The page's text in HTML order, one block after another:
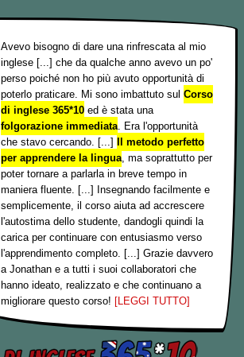
Avevo bisogno di dare una rinfrescata al mio
inglese [...] che da qualche anno avevo un po'
perso poiché non ho più avuto opportunità di
poterlo praticare. Mi sono imbattuto sul Corso
di inglese 365*10 ed è stata una
folgorazione immediata . Era l'opportunità
che stavo cercando. [...]
Il metodo perfetto
per apprendere la lingua , ma soprattutto per
poter tornare a parlarla in breve tempo in
maniera fluente. [...] Insegnando facilmente e
semplicemente, il corso aiuta ad accrescere
l'autostima dello studente, dandogli quindi la
carica per continuare con entusiasmo verso
l'apprendimento completo. [...] Grazie davvero
a Jonathan e a tutti i suoi collaboratori che
hanno ideato, realizzato e che continuano a
migliorare questo corso! [LEGGI TUTTO]